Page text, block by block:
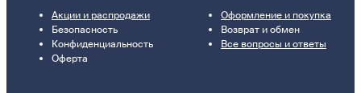
Акции и распродажи
Безопасность
Конфиденциальность
Оферта
Оформление и покупка
Возврат и обмен
Все вопросы и ответы